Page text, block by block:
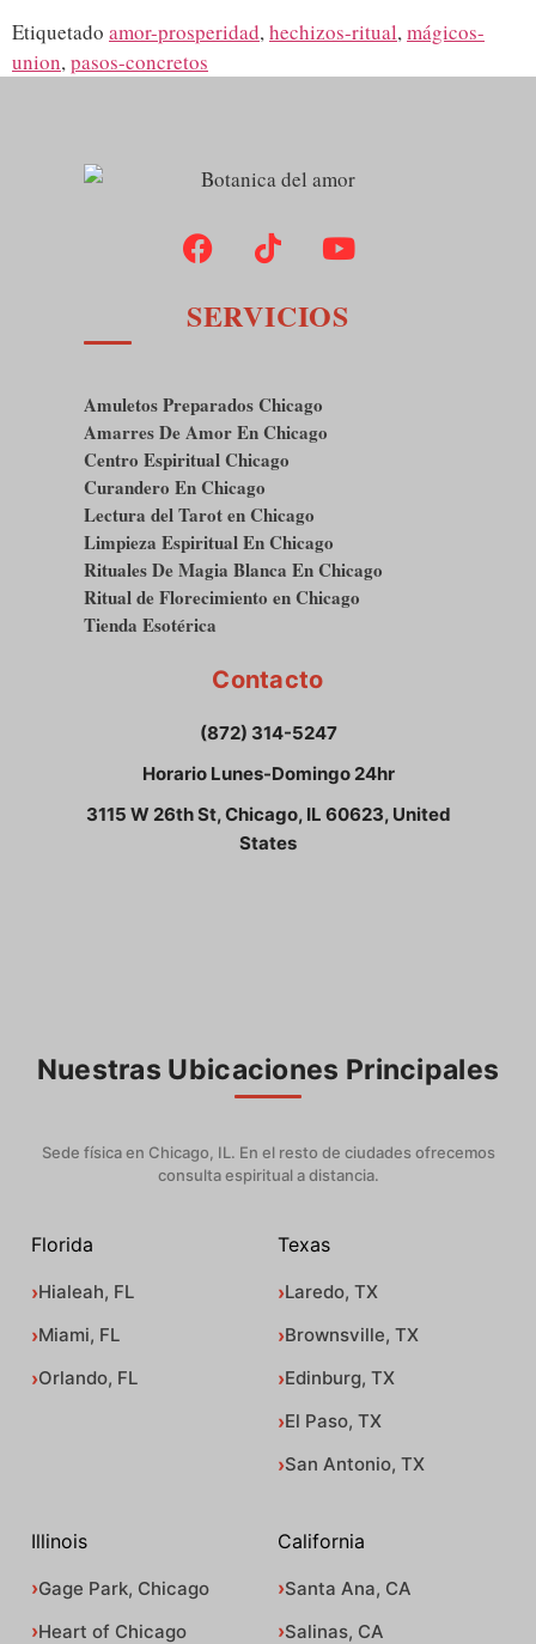
Etiquetado amor-prosperidad,hechizos-ritual,mágicos-
union,pasos-concretos
SERVICIOS
Amuletos Preparados Chicago
Amarres De Amor En Chicago
Centro Espiritual Chicago
Curandero En Chicago
Lectura del Tarot en Chicago
Limpieza Espiritual En Chicago
Rituales De Magia Blanca En Chicago
Ritual de Florecimiento en Chicago
Tienda Esotérica
Contacto
(872) 314-5247
Horario Lunes-Domingo 24hr
3115 W 26th St, Chicago, IL 60623, United
States
Nuestras Ubicaciones Principales
Sede física en Chicago, IL. En el resto de ciudades ofrecemos
consulta espiritual a distancia.
Florida
Hialeah, FL
Miami, FL
Orlando, FL
Texas
Laredo, TX
Brownsville, TX
Edinburg, TX
El Paso, TX
San Antonio, TX
Illinois
Gage Park, Chicago
Heart of Chicago
California
Santa Ana, CA
Salinas, CA